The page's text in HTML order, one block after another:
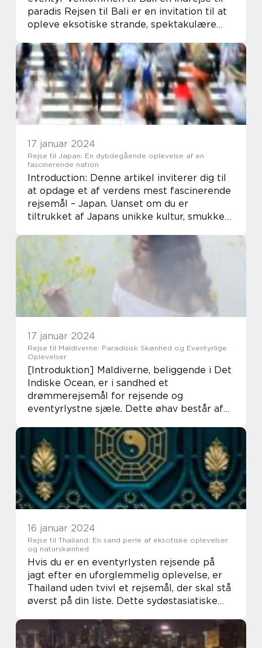
paradis Rejsen til Bali er en invitation til at
opleve eksotiske strande, spektakulære
en tusindårig historie. Beliggen...
17 januar 2024
Rejse til Japan: En dybdegående oplevelse af en
fascinerende nation
Introduction: Denne artikel inviterer dig til
at opdage et af verdens mest fascinerende
rejsemål – Japan. Uanset om du er
tiltrukket af Japans unikke kultur, smukke
pulserende storby Tokyo, vil denne artikel ...
17 januar 2024
Rejse til Maldiverne: Paradisisk Skønhed og Eventyrlige
Oplevelser
[Introduktion] Maldiverne, beliggende i Det
Indiske Ocean, er i sandhed et
drømmerejsemål for rejsende og
eventyrlystne sjæle. Dette øhav består af
over 90.000 kvadratkilometer, og byder på
en fortryllende ko...
16 januar 2024
Rejse til Thailand: En sand perle af eksotiske oplevelser
og naturskønhed
Hvis du er en eventyrlysten rejsende på
jagt efter en uforglemmelig oplevelse, er
Thailand uden tvivl et rejsemål, der skal stå
øverst på din liste. Dette sydøstasiatiske
kultur, traditioner, solrige strande, ...